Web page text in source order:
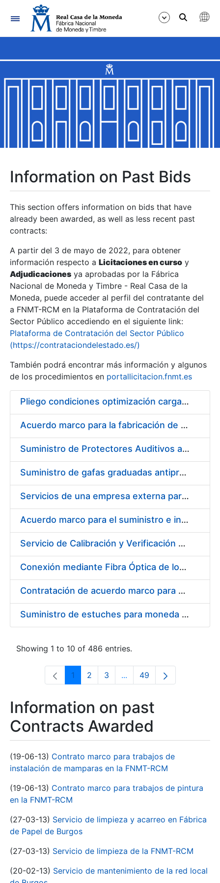
Navigation
Show/Hide
Show/Hide
Show/Hide
Show/Hide
Show/Hide
Show/Hide
Information on Past Bids
This section offers information on bids that have
already been awarded, as well as less recent past
contracts:
A partir del 3 de mayo de 2022, para obtener
información respecto a Licitaciones en curso y
Adjudicaciones ya aprobadas por la Fábrica
Nacional de Moneda y Timbre - Real Casa de la
Moneda, puede acceder al perfil del contratante del
a FNMT-RCM en la Plataforma de Contratación del
Sector Público accediendo en el siguiente link:
Plataforma de Contratación del Sector Público
(https://contrataciondelestado.es/)
También podrá encontrar más información y algunos
de los procedimientos en portallicitacion.fnmt.es
Pliego condiciones optimización cargas compras firmado
Acuerdo marco para la fabricación de piezas
Suministro de Protectores Auditivos a medida para las personas trabajadoras de los Centros de Trabajo de Madrid y Burgos
Suministro de gafas graduadas antiproyecciones para los trabajadores de la FNMT-RCM en los centros de trabajo de Madrid y Burgos
Servicios de una empresa externa para el asesoramiento y resolución de los recursos de alzada que se presentan relacionados con procesos de selección para la FNMT-RCM
Acuerdo marco para el suministro e instalación de persianas, estores y otros complementos
Servicio de Calibración y Verificación Externa de los Equipos de Medición del Servicio de Prevención de la FNMT-RCM
Conexión mediante Fibra Óptica de los Centros de Proceso de Datos (CPDs) de las sedes de la FNMT-RCM de Burgos y Madrid
Contratación de acuerdo marco para el Suministro de Material de Electricidad para la Fábrica Nacional de Moneda y Timbre-Real Casa de la Moneda en su centro de trabajo de Burgos
Suministro de estuches para moneda de 30 €
Showing 1 to 10 of 486 entries.
Page
1 Page
2 Page
3 ...Intermediate Pages Use
Page
49
Information on past
Contracts Awarded
(19-06-13) Contrato marco para trabajos de
instalación de mamparas en la FNMT-RCM
(19-06-13) Contrato marco para trabajos de pintura
en la FNMT-RCM
(27-03-13) Servicio de limpieza y acarreo en Fábrica
de Papel de Burgos
(27-03-13) Servicio de limpieza de la FNMT-RCM
(20-02-13) Servicio de mantenimiento de la red local